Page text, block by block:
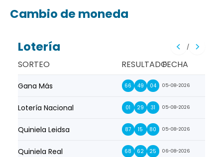
Cambio de moneda
Lotería /
SORTEO RESULTADOFECHA
Gana Más 66 49 04 05-08-2026
Lotería Nacional 01 29 31 05-08-2026
Quiniela Leidsa 87 15 80 05-08-2026
Quiniela Real 68 62 25 06-08-2026